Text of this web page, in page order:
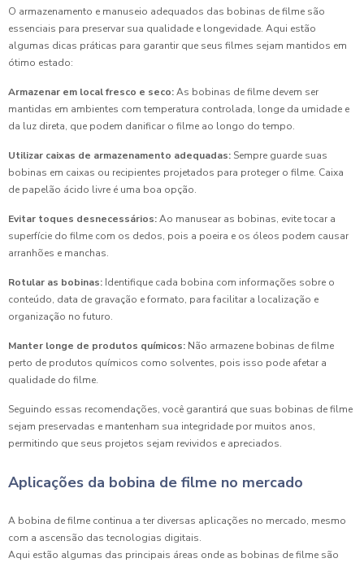
O armazenamento e manuseio adequados das bobinas de filme são
essenciais para preservar sua qualidade e longevidade. Aqui estão
algumas dicas práticas para garantir que seus filmes sejam mantidos em
ótimo estado:
Armazenar em local fresco e seco:As bobinas de filme devem ser
mantidas em ambientes com temperatura controlada, longe da umidade e
da luz direta, que podem danificar o filme ao longo do tempo.
Utilizar caixas de armazenamento adequadas: Sempre guarde suas
bobinas em caixas ou recipientes projetados para proteger o filme. Caixa
de papelão ácido livre é uma boa opção.
Evitar toques desnecessários:Ao manusear as bobinas, evite tocar a
superfície do filme com os dedos, pois a poeira e os óleos podem causar
arranhões e manchas.
Rotular as bobinas: Identifique cada bobina com informações sobre o
conteúdo, data de gravação e formato, para facilitar a localização e
organização no futuro.
Manter longe de produtos químicos: Não armazene bobinas de filme
perto de produtos químicos como solventes, pois isso pode afetar a
qualidade do filme.
Seguindo essas recomendações, você garantirá que suas bobinas de filme
sejam preservadas e mantenham sua integridade por muitos anos,
permitindo que seus projetos sejam revividos e apreciados.
Aplicações da bobina de filme no mercado
A bobina de filme continua a ter diversas aplicações no mercado, mesmo
com a ascensão das tecnologias digitais.
Aqui estão algumas das principais áreas onde as bobinas de filme são